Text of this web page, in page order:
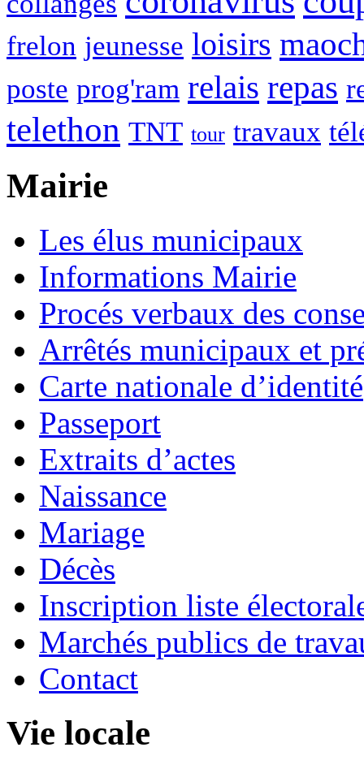
frelon jeunesse loisirs
poste prog'ram relais repas
telethon TNT tour travaux
Mairie
Les élus municipaux
Informations Mairie
Procés verbaux des
Arrêtés municipaux et
Carte nationale d’identité
Passeport
Extraits d’actes
Naissance
Mariage
Décès
Inscription liste
Marchés publics de
Contact
Vie locale